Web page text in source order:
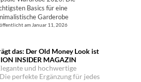
Basics für eine
Garderobe
am Januar 11, 2026
das: Der Old Money Look ist
INSIDER MAGAZIN
und hochwertige
perfekte Ergänzung für jedes